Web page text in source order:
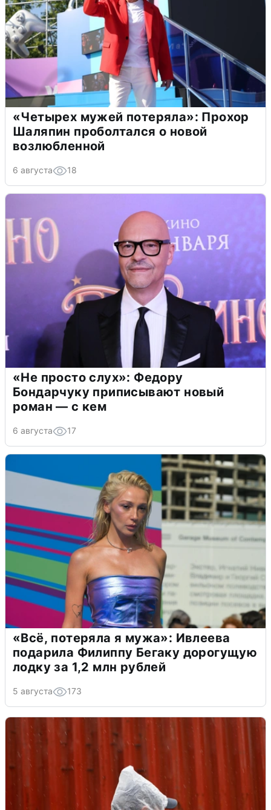
«Четырех мужей потеряла»: Прохор
Шаляпин проболтался о новой
возлюбленной
6 августа 18
«Не просто слух»: Федору
Бондарчуку приписывают новый
роман — с кем
6 августа 17
«Всё, потеряла я мужа»: Ивлеева
подарила Филиппу Бегаку дорогущую
лодку за 1,2 млн рублей
5 августа 173